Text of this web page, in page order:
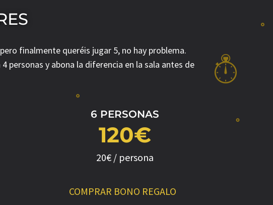
finalmente queréis jugar 5, no hay problema.
personas y abona la diferencia en la sala antes de
6 PERSONAS
120€
20€ / persona
COMPRAR BONO REGALO